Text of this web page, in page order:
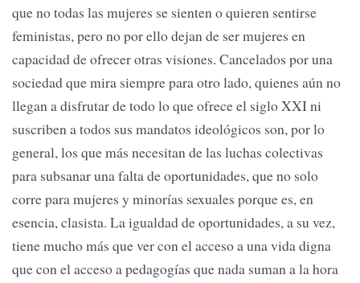
que no todas las mujeres se sienten o quieren sentirse
feministas, pero no por ello dejan de ser mujeres en
capacidad de ofrecer otras visiones. Cancelados por una
sociedad que mira siempre para otro lado, quienes aún no
llegan a disfrutar de todo lo que ofrece el siglo XXI ni
suscriben a todos sus mandatos ideológicos son, por lo
general, los que más necesitan de las luchas colectivas
para subsanar una falta de oportunidades, que no solo
corre para mujeres y minorías sexuales porque es, en
esencia, clasista. La igualdad de oportunidades, a su vez,
tiene mucho más que ver con el acceso a una vida digna
que con el acceso a pedagogías que nada suman a la hora